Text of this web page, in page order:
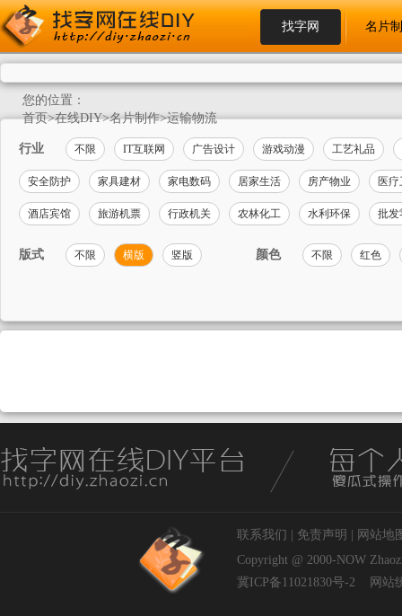
找字网 名片
您的位置：
首页>在线DIY>名片制作>运输物流
行业 不限 IT互联网 广告设计 游戏动漫 工艺礼品
安全防护 家具建材 家电数码 居家生活 房产物业 医
酒店宾馆 旅游机票 行政机关 农林化工 水利环保 批发
版式 不限 横版 竖版 颜色 不限 红色
联系我们 免责声明
网站地
Copyright @ 2000-NOW
冀ICP备11021830号-2
网站